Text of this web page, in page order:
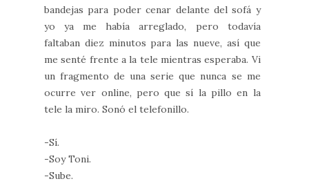
bandejas para poder cenar delante del sofá y
yo ya me había arreglado, pero todavía
faltaban diez minutos para las nueve, así que
me senté frente a la tele mientras esperaba. Vi
un fragmento de una serie que nunca se me
ocurre ver online, pero que sí la pillo en la
tele la miro. Sonó el telefonillo.
-Sí.
-Soy Toni.
-Sube.